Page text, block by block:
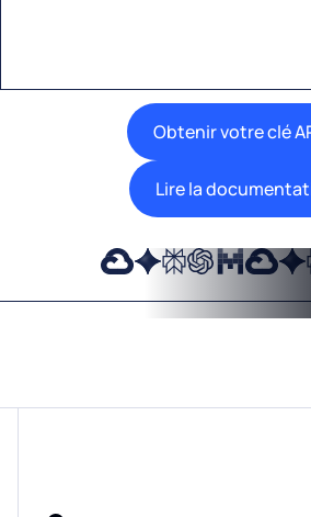
Obtenir votre clé
Lire la